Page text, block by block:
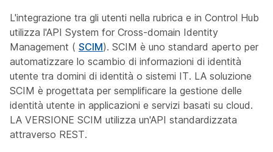
L'integrazione tra gli utenti nella rubrica e in Control Hub
utilizza l'API System for Cross-domain Identity
Management ( SCIM). SCIM è uno standard aperto per
automatizzare lo scambio di informazioni di identità
utente tra domini di identità o sistemi IT. LA soluzione
SCIM è progettata per semplificare la gestione delle
identità utente in applicazioni e servizi basati su cloud.
LA VERSIONE SCIM utilizza un'API standardizzata
attraverso REST.